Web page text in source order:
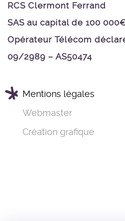
RCS Clermont Ferrand
SAS au capital de 100
Opérateur Télécom
09/2989 – AS50474
Mentions légales
Webmaster
Création grafique